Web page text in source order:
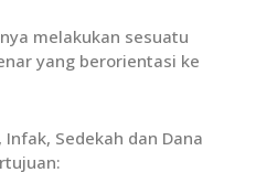
melakukan sesuatu
yang berorientasi ke
Sedekah dan Dana